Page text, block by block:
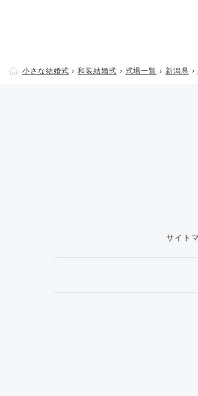
小さな結婚式 和装結婚式 式場一覧 新潟県
サイト